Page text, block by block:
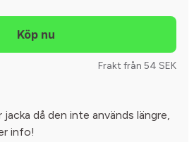
Frakt från 54 SEK
jacka då den inte används längre,
info!